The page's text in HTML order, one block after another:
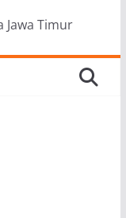
Jawa Timur